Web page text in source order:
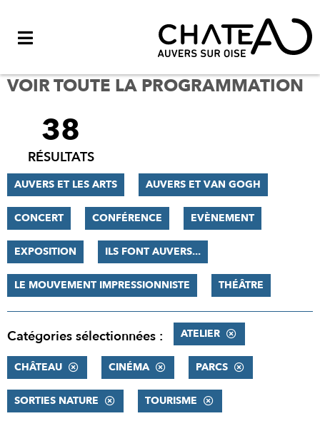
VOIR TOUTE LA PROGRAMMATION
FILTRER
RÉSULTATS
38
RÉSULTATS
AUVERS ET LES ARTS AUVERS ET VAN GOGH
CONCERT CONFÉRENCE EVÈNEMENT
EXPOSITION ILS FONT AUVERS...
LE MOUVEMENT IMPRESSIONNISTE THÉÂTRE
Catégories sélectionnées : ATELIER
CHÂTEAU CINÉMA PARCS
SORTIES NATURE TOURISME